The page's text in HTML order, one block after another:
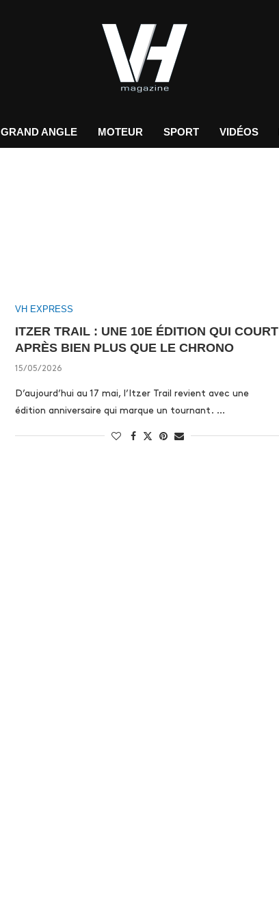
GRAND ANGLE MOTEUR SPORT VIDÉOS
VH EXPRESS
ITZER TRAIL : UNE 10E ÉDITION QUI COURT
APRÈS BIEN PLUS QUE LE CHRONO
15/05/2026
D’aujourd’hui au 17 mai, l’Itzer Trail revient avec une
édition anniversaire qui marque un tournant. …